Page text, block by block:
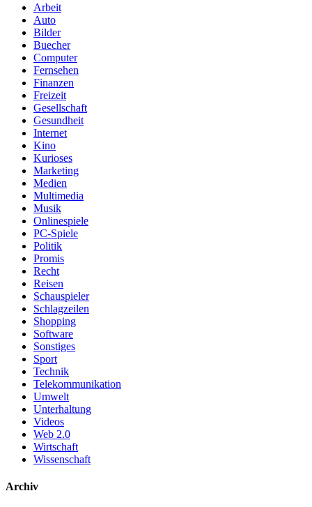
Arbeit
Auto
Bilder
Buecher
Computer
Fernsehen
Finanzen
Freizeit
Gesellschaft
Gesundheit
Internet
Kino
Kurioses
Marketing
Medien
Multimedia
Musik
Onlinespiele
PC-Spiele
Politik
Promis
Recht
Reisen
Schauspieler
Schlagzeilen
Shopping
Software
Sonstiges
Sport
Technik
Telekommunikation
Umwelt
Unterhaltung
Videos
Web 2.0
Wirtschaft
Wissenschaft
Archiv